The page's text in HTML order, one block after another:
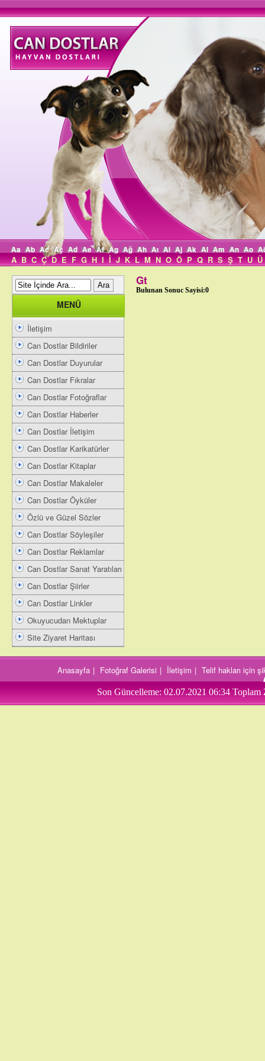
Aa Ab Ac Aç Ad Ae Af Ag Ağ Ah Aı Ai Aj Ak Al Am An Ao
A B C Ç D E F G H I İ J K L M N O Ö P Q R S Ş T U Ü
MENÜ
İletişim
Can Dostlar Bildiriler
Can Dostlar Duyurular
Can Dostlar Fıkralar
Can Dostlar Fotoğraflar
Can Dostlar Haberler
Can Dostlar İletişim
Can Dostlar Karikatürler
Can Dostlar Kitaplar
Can Dostlar Makaleler
Can Dostlar Öyküler
Özlü ve Güzel Sözler
Can Dostlar Söyleşiler
Can Dostlar Reklamlar
Can Dostlar Sanat Yaratıları
Can Dostlar Şiirler
Can Dostlar Linkler
Okuyucudan Mektuplar
Site Ziyaret Haritası
Gt
Bulunan Sonuc Sayisi:0
Anasayfa | Fotoğraf Galerisi | İletişim | Telif hakları için
Son Güncelleme: 02.07.2021 06:34 Toplam